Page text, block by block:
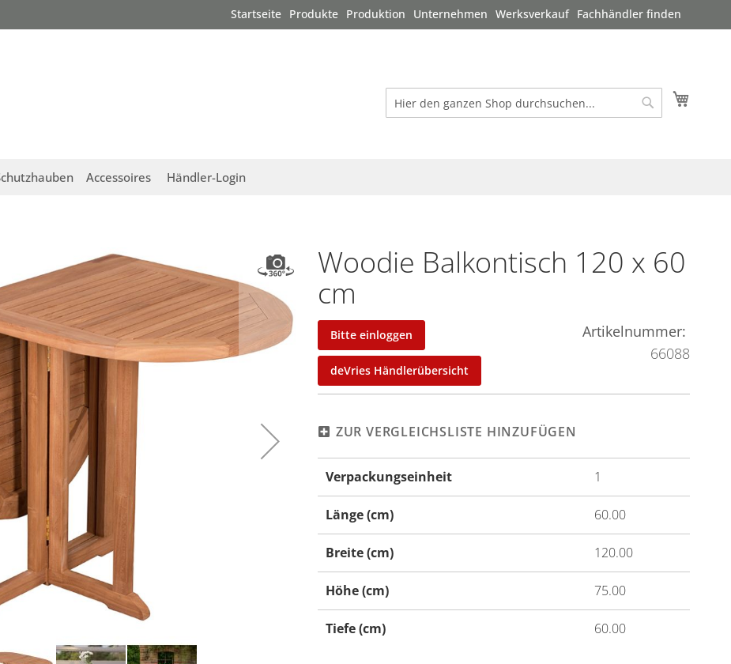
Startseite Produkte Produktion Unternehmen Werksverkauf Fachhändler finden
Suche
Suche
Accessoires Händler-Login
Woodie Balkontisch 120 x 60
cm
Bitte einloggen
deVries Händlerübersicht
Artikelnummer
66088
ZUR VERGLEICHSLISTE HINZUFÜGEN
Informationen
Verpackungseinheit 1
Länge (cm) 60.00
Breite (cm) 120.00
Höhe (cm) 75.00
Tiefe (cm) 60.00